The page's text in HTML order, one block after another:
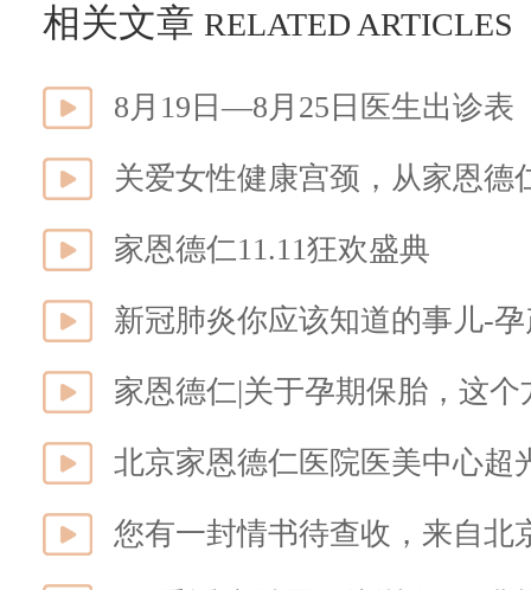
相关文章 RELATED ARTICLES
8月19日—8月25日医生出诊表
关爱女性健康宫颈，从家恩德
家恩德仁11.11狂欢盛典
新冠肺炎你应该知道的事儿-
家恩德仁|关于孕期保胎，这
北京家恩德仁医院医美中心超
您有一封情书待查收，来自北